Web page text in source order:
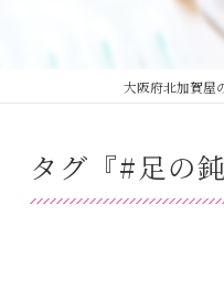
大阪府北加賀屋
タグ『#足の